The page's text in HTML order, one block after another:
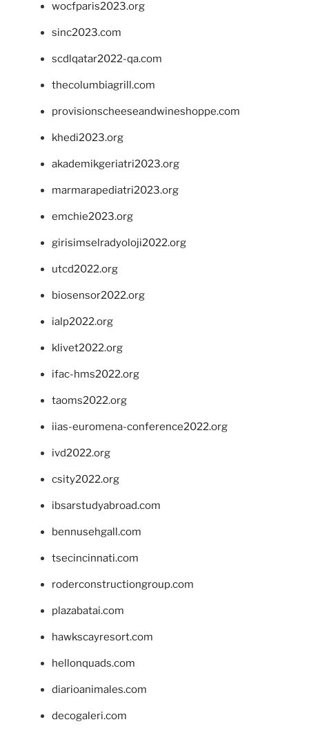
wocfparis2023.org
sinc2023.com
scdlqatar2022-qa.com
thecolumbiagrill.com
provisionscheeseandwineshoppe.com
khedi2023.org
akademikgeriatri2023.org
marmarapediatri2023.org
emchie2023.org
girisimselradyoloji2022.org
utcd2022.org
biosensor2022.org
ialp2022.org
klivet2022.org
ifac-hms2022.org
taoms2022.org
iias-euromena-conference2022.org
ivd2022.org
csity2022.org
ibsarstudyabroad.com
bennusehgall.com
tsecincinnati.com
roderconstructiongroup.com
plazabatai.com
hawkscayresort.com
hellonquads.com
diarioanimales.com
decogaleri.com